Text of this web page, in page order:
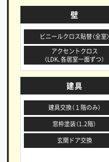
壁
ビニールクロス貼替（全室）
アクセントクロス
（LDK、各居室一面ずつ）
建具
建具交換（１階のみ）
窓枠塗装（1.2階）
玄関ドア交換